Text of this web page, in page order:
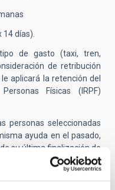
días).
de gasto (taxi, tren,
de retribución
aplicará la retención del
Físicas (IRPF)
personas seleccionadas
ayuda en el pasado,
su última finalización de
beneficiarse tampoco
en el momento de